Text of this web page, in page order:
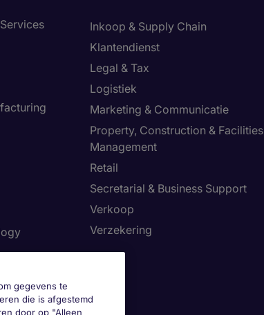
Inkoop & Supply Chain
Klantendienst
Legal & Tax
Logistiek
Marketing & Communicatie
Property, Construction & Facilities
Management
Retail
Secretarial & Business Support
Verkoop
Verzekering
gegevens te
die is afgestemd
door op "Alleen